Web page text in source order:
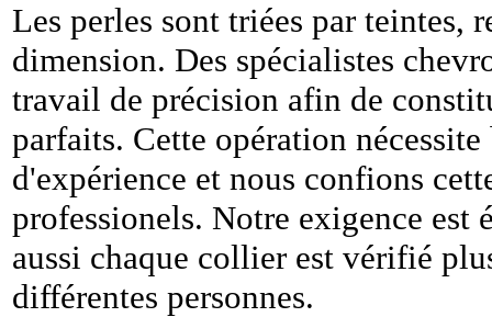
Les perles sont triées par teintes,
dimension. Des spécialistes
travail de précision afin de
parfaits. Cette opération nécessite
d'expérience et nous confions
professionels. Notre exigence est
aussi chaque collier est vérifié
différentes personnes.